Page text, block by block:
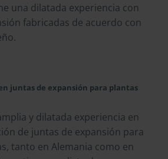
una dilatada experiencia con
fabricadas de acuerdo con
juntas de expansión para plantas
y dilatada experiencia en
de juntas de expansión para
tanto en Alemania como en